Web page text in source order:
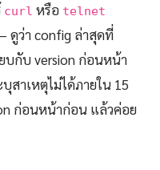
curl หรือ telnet
ดูว่า config ล่าสุดที่
บกับ version ก่อนหน้า
สาเหตุไม่ได้ภายใน 15
ก่อนหน้าก่อน แล้วค่อย